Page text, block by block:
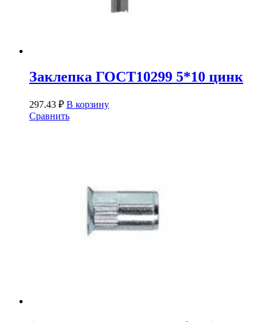
Заклепка ГОСТ10299 5*10 цинк
297.43 ₽ В корзину
Сравнить